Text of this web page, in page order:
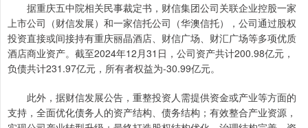
据重庆五中院相关民事裁定书，财信集团公司关联企业控股一家
上市公司（财信发展）和一家信托公司（华澳信托），公司通过股权
投资直接或间接持有重庆丽晶酒店、财信广场、财汇广场等多项优质
酒店商业资产。截至2024年12月31日，公司资产共计200.98亿元，
负债共计231.97亿元，所有者权益为-30.99亿元。
此外，据财信发展公告，重整投资人需提供资金或产业等方面的
支持，全面优化债务人的资产结构、债务结构；有效整合产业资源，